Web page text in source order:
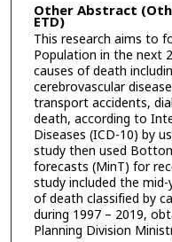
Other Abstract
ETD)
This research aims to
Population in the next
causes of death
cerebrovascular
transport accidents,
death, according to
Diseases (ICD-10) by
study then used
forecasts (MinT) for
study included the
of death classified by
during 1997 – 2019,
Planning Division